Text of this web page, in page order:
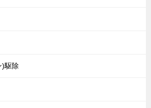
)駆除